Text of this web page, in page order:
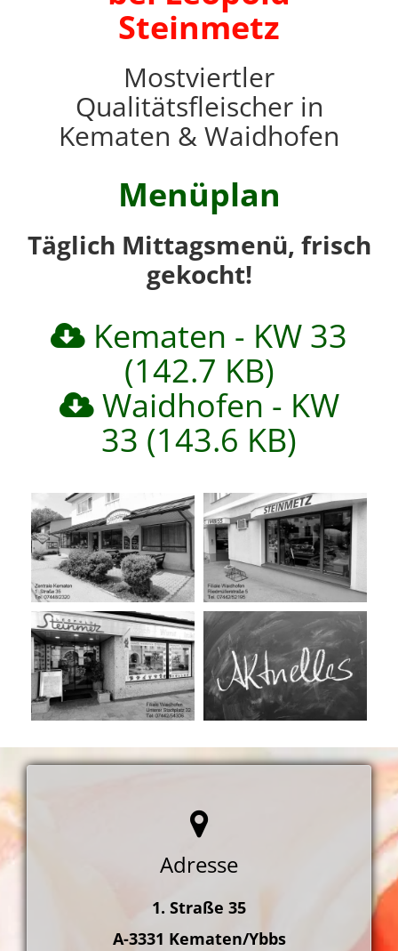
Steinmetz
Mostviertler
Qualitätsfleischer in
Kematen & Waidhofen
Menüplan
Täglich Mittagsmenü, frisch
gekocht!
Kematen - KW 33
(142.7 KB)
Waidhofen - KW
33 (143.6 KB)
Adresse
1. Straße 35
A-3331 Kematen/Ybbs